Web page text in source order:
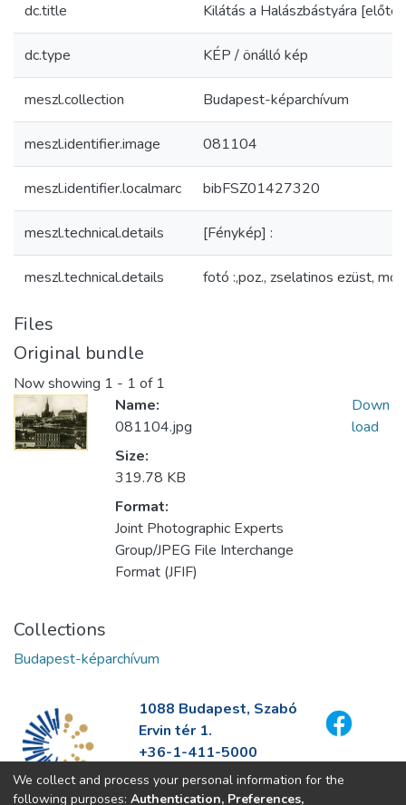
dc.title Kilátás a Halászbástyára
dc.type KÉP / önálló kép
meszl.collection Budapest-képarchívum
meszl.identifier.image 081104
meszl.identifier.localmarc bibFSZ01427320
meszl.technical.details [Fénykép] :
meszl.technical.details fotó :,poz., zselatinos ezüst,
Files
Original bundle
Now showing 1 - 1 of 1
Name:
081104.jpg
Size:
319.78 KB
Format:
Joint Photographic Experts
Group/JPEG File Interchange
Format (JFIF)
Down
load
Collections
Budapest-képarchívum
1088 Budapest, Szabó
Ervin tér 1.
+36-1-411-5000
info@fszek.hu
https://fszek.hu
We collect and process your personal information for the
following purposes: Authentication, Preferences,